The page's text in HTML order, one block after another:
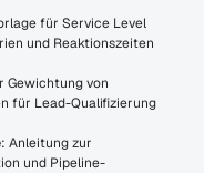
für Service Level
und Reaktionszeiten
Gewichtung von
für Lead-Qualifizierung
: Anleitung zur
und Pipeline-